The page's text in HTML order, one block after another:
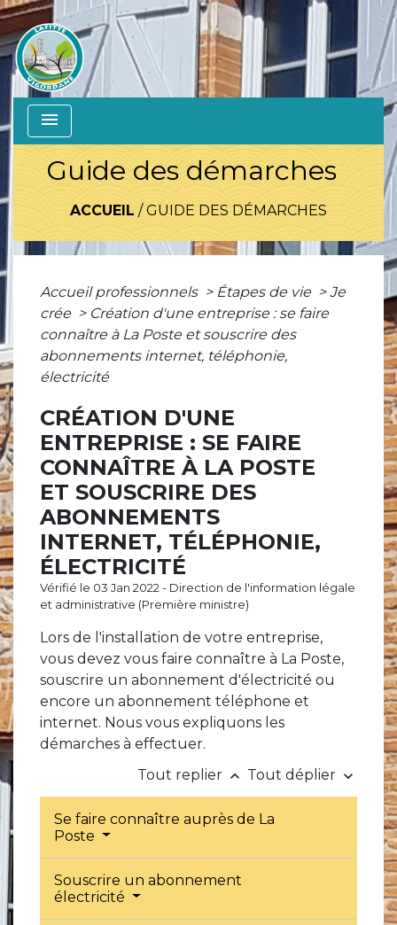
menu
Guide des démarches
ACCUEIL /GUIDE DES DÉMARCHES
Accueil professionnels > Étapes de vie > Je
crée > Création d'une entreprise : se faire
connaître à La Poste et souscrire des
abonnements internet, téléphonie,
électricité
CRÉATION D'UNE
ENTREPRISE : SE FAIRE
CONNAÎTRE À LA POSTE
ET SOUSCRIRE DES
ABONNEMENTS
INTERNET, TÉLÉPHONIE,
ÉLECTRICITÉ
Vérifié le 03 Jan 2022 - Direction de l'information légale
et administrative (Première ministre)
Lors de l'installation de votre entreprise,
vous devez vous faire connaître à La Poste,
souscrire un abonnement d'électricité ou
encore un abonnement téléphone et
internet. Nous vous expliquons les
démarches à effectuer.
Tout replier keyboard_arrow_up Tout déplier keyboard_arrow_down
Se faire connaître auprès de La
Poste
Souscrire un abonnement
électricité